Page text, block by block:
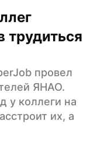
трудиться
провел
ЯНАО.
у коллеги на
их, а